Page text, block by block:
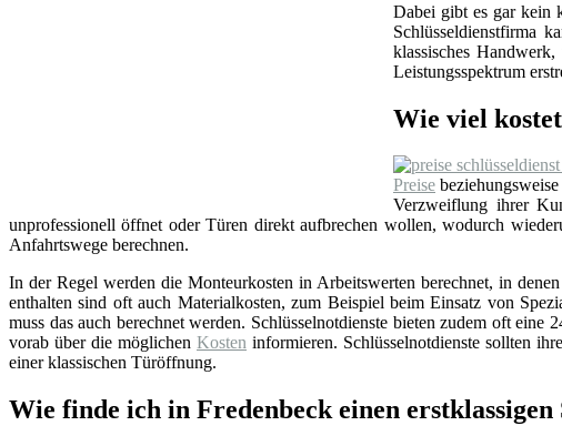
Dabei gibt es gar kein
Schlüsseldienstfirma
klassisches
Leistungsspektrum
Wie viel
Preise
Verzweiflung ihrer
unprofessionell öffnet oder Türen direkt aufbrechen wollen, wodurch
Anfahrtswege berechnen.
In der Regel werden die Monteurkosten in Arbeitswerten berechnet, in
enthalten sind oft auch Materialkosten, zum Beispiel beim Einsatz von
muss das auch berechnet werden. Schlüsselnotdienste bieten zudem oft eine
vorab über die möglichen Kosten informieren. Schlüsselnotdienste sollten ihre
einer klassischen Türöffnung.
Wie finde ich in Fredenbeck einen erstklassigen